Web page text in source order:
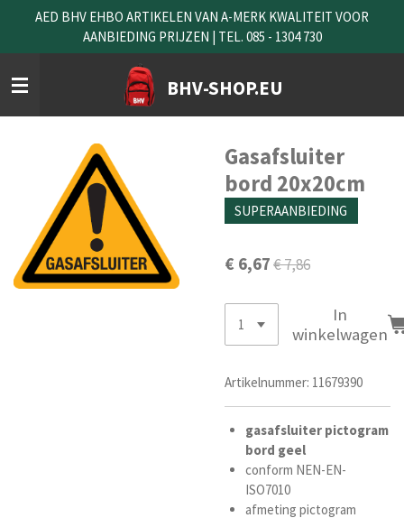
naar
de
hoofdinhoud
BHV-SHOP.EU
AED BHV EHBO ARTIKELEN VAN A-MERK KWALITEIT VOOR
AANBIEDING PRIJZEN | TEL. 085 - 1304 730
Gasafsluiter
bord 20x20cm
SUPERAANBIEDING
€ 6,67€ 7,86
In
winkelwagen
Artikelnummer: 11679390
gasafsluiter pictogram
bord geel
conform NEN-EN-
ISO7010
afmeting pictogram